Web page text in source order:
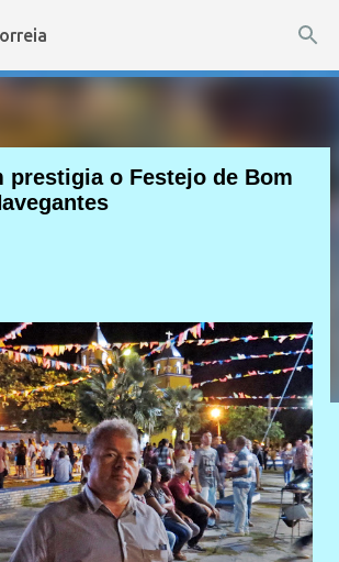
para o conteúdo principal
prestigia o Festejo de Bom